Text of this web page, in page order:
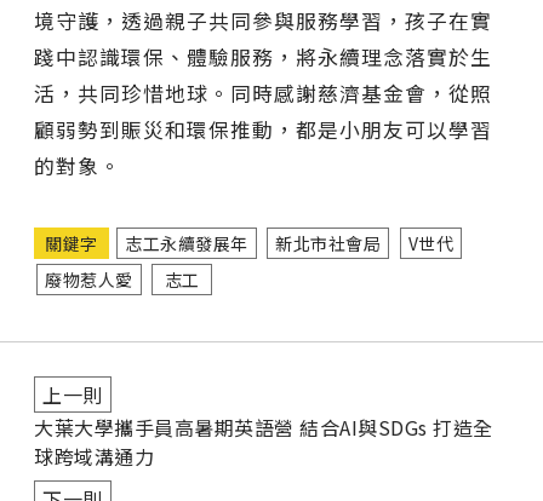
境守護，透過親子共同參與服務學習，孩子在實
踐中認識環保、體驗服務，將永續理念落實於生
活，共同珍惜地球。同時感謝慈濟基金會，從照
顧弱勢到賑災和環保推動，都是小朋友可以學習
的對象。
關鍵字 志工永續發展年 新北市社會局
V世代
廢物惹人愛
志工
上一則
大葉大學攜手員高暑期英語營 結合AI與SDGs 打造全
球跨域溝通力